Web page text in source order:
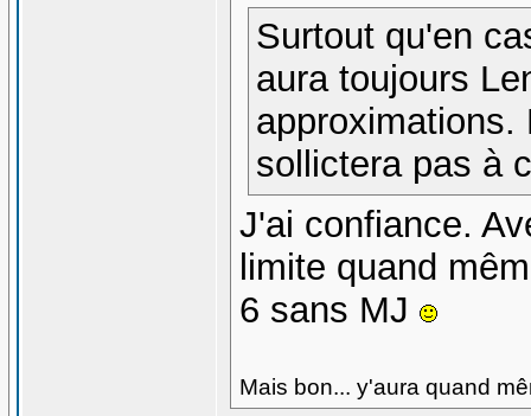
Surtout qu'en
aura toujours
approximations.
sollictera pas à
J'ai confiance.
limite quand
6 sans MJ
Mais bon... y'aura quand